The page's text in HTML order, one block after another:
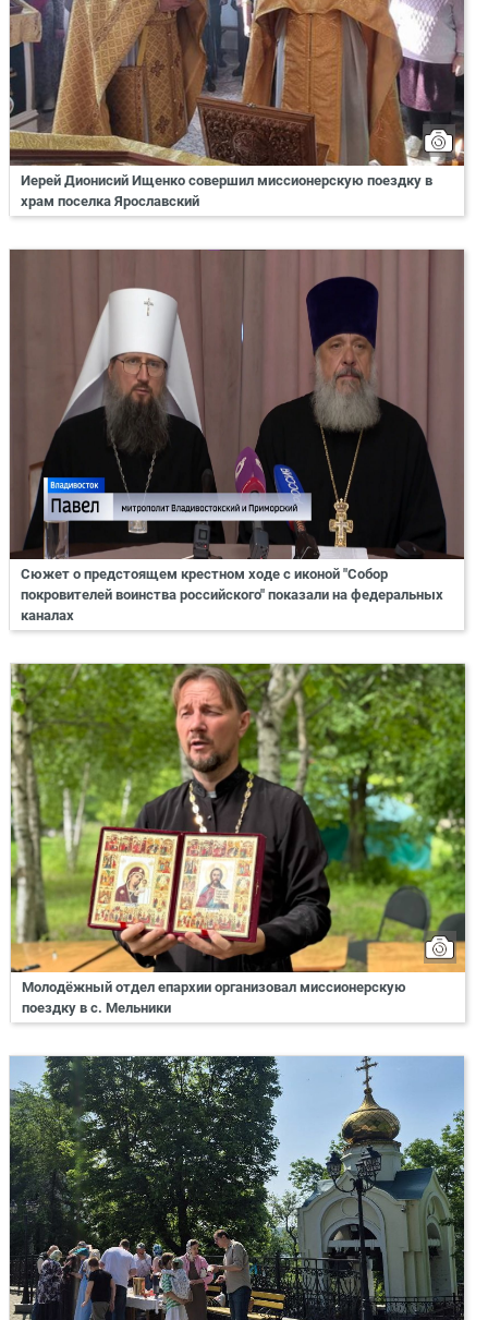
Иерей Дионисий Ищенко совершил миссионерскую поездку в
храм поселка Ярославский
Сюжет о предстоящем крестном ходе с иконой "Собор
покровителей воинства российского" показали на федеральных
каналах
Молодёжный отдел епархии организовал миссионерскую
поездку в с. Мельники